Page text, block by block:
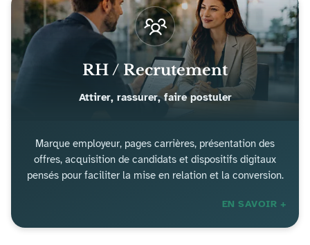
RH / Recrutement
Attirer, rassurer, faire postuler
Marque employeur, pages carrières, présentation des
offres, acquisition de candidats et dispositifs digitaux
pensés pour faciliter la mise en relation et la conversion.
EN SAVOIR +